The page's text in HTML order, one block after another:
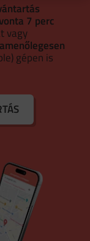
7 perc
vagy
gépen is